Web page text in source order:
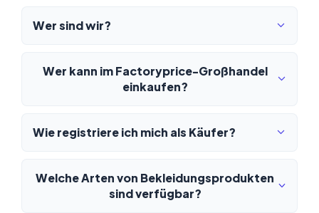
Wer sind wir?
Wer kann im Factoryprice-Großhandel
einkaufen?
Wie registriere ich mich als Käufer?
Welche Arten von Bekleidungsprodukten
sind verfügbar?